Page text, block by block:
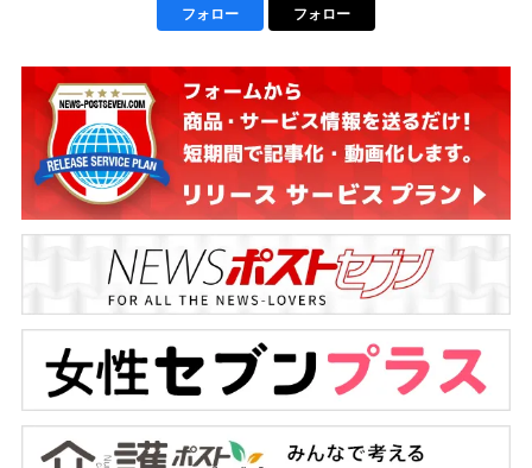
フォロー フォロー